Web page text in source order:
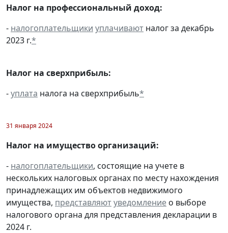
Налог на профессиональный доход:
- налогоплательщики уплачивают налог за декабрь
2023 г.*
Налог на сверхприбыль:
-уплата налога на сверхприбыль*
31 января 2024
Налог на имущество организаций:
- налогоплательщики, состоящие на учете в
нескольких налоговых органах по месту нахождения
принадлежащих им объектов недвижимого
имущества, представляютуведомление о выборе
налогового органа для представления декларации в
2024 г.